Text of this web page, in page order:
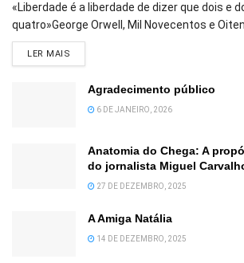
«Liberdade é a liberdade de dizer que dois e
quatro»George Orwell, Mil Novecentos e
LER MAIS
Agradecimento público
6 DE JANEIRO, 2026
Anatomia do Chega: A
do jornalista Miguel
27 DE DEZEMBRO, 2025
A Amiga Natália
14 DE DEZEMBRO, 2025